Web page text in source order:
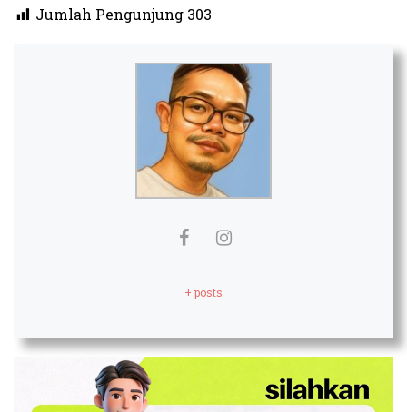
Jumlah Pengunjung 303
+ posts